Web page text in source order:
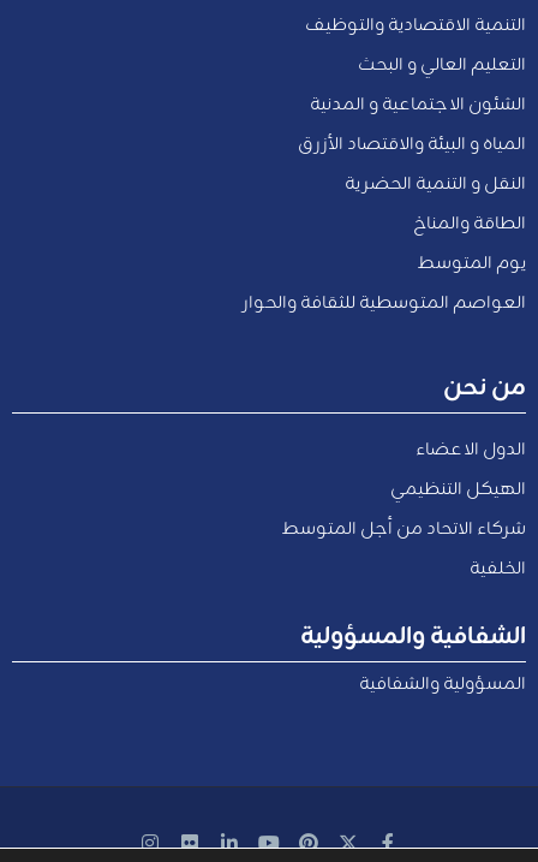
التنمية الاقتصادية والتوظيف
التعليم العالي و البحث
الشئون الاجتماعية و المدنية
المياه و البيئة والاقتصاد الأزرق
النقل و التنمية الحضرية
الطاقة والمناخ
يوم المتوسط
العواصم المتوسطية للثقافة والحوار
من نحن
الدول الاعضاء
الهيكل التنظيمي
شركاء الاتحاد من أجل المتوسط
الخلفية
الشفافية والمسؤولية
المسؤولية والشفافية